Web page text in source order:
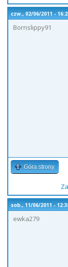
czw., 02/06/2011 -
Bornslippy91
Góra strony
sob., 11/06/2011 -
ewka279